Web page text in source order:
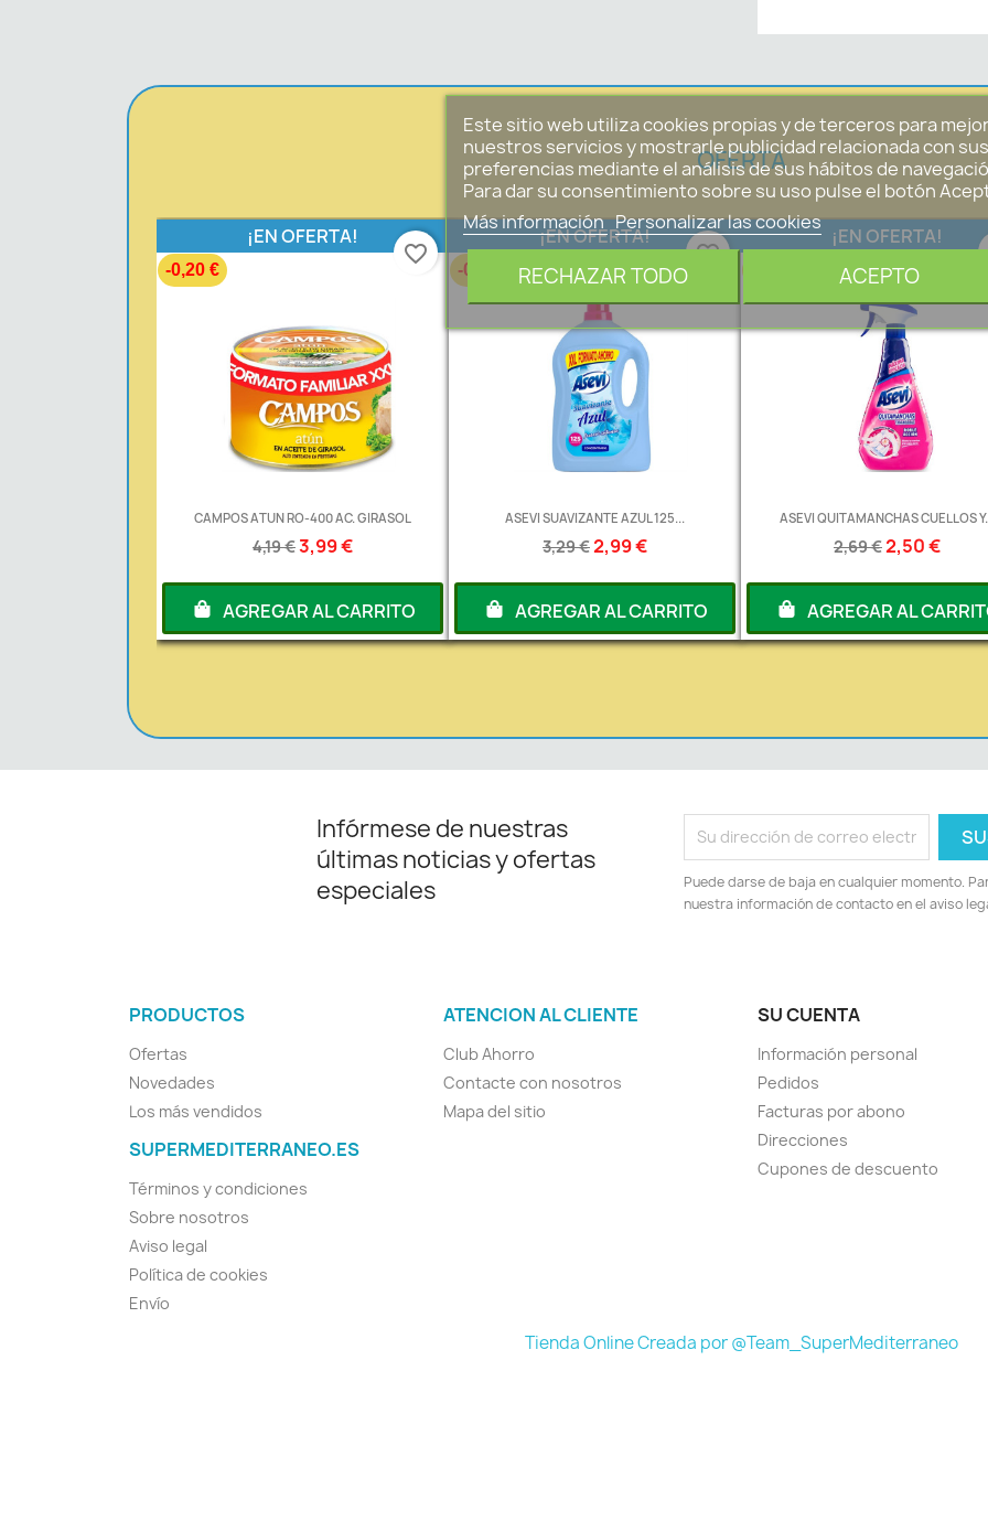
Este sitio web utiliza cookies propias y de terceros para
nuestros servicios y mostrarle publicidad relacionada con sus
preferencias mediante el análisis de sus hábitos de
Para dar su consentimiento sobre su uso pulse el botón
Más información Personalizar las cookies
RECHAZAR TODO ACEPTO
OFERTA
CAMPOS ATUN RO-400 AC. GIRASOL
4,19 €3,99 €
¡EN OFERTA!
-0,20 €
AGREGAR AL CARRITO
favorite_border
ASEVI SUAVIZANTE AZUL 125...
3,29 €2,99 €
¡EN OFERTA!
-0,30 €
AGREGAR AL CARRITO
favorite_border
ASEVI QUITAMANCHAS CUELLOS
2,69 €2,50 €
¡EN OFERTA!
AGREGAR AL
Infórmese de nuestras
últimas noticias y ofertas
especiales
Puede darse de baja en cualquier momento.
nuestra información de contacto en el aviso
PRODUCTOS
Ofertas
Novedades
Los más vendidos
ATENCION AL CLIENTE
Club Ahorro
Contacte con nosotros
Mapa del sitio
SUPERMEDITERRANEO.ES
Términos y condiciones
Sobre nosotros
Aviso legal
Política de cookies
Envío
SU CUENTA
Información personal
Pedidos
Facturas por abono
Direcciones
Cupones de descuento
Tienda Online Creada por @Team_SuperMediterraneo